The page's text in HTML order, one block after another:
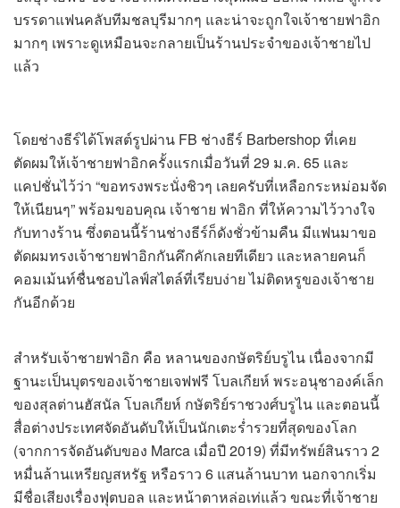
บรรดาแฟนคลับทีมชลบุรีมากๆ และน่าจะถูกใจเจ้าชายฟาอิก
มากๆ เพราะดูเหมือนจะกลายเป็นร้านประจำของเจ้าชายไป
แล้ว
โดยช่างธีร์ได้โพสต์รูปผ่าน FB ช่างธีร์ Barbershop ที่เคย
ตัดผมให้เจ้าชายฟาอิกครั้งแรกเมื่อวันที่ 29 ม.ค. 65 และ
แคปชั่นไว้ว่า “ขอทรงพระนั่งชิวๆ เลยครับที่เหลือกระหม่อมจัด
ให้เนียนๆ” พร้อมขอบคุณ เจ้าชาย ฟาอิก ที่ให้ความไว้วางใจ
กับทางร้าน ซึ่งตอนนี้ร้านช่างธีร์ก็ดังชั่วข้ามคืน มีแฟนมาขอ
ตัดผมทรงเจ้าชายฟาอิกกันคึกคักเลยทีเดียว และหลายคนก็
คอมเม้นท์ชื่นชอบไลฟ์สไตล์ที่เรียบง่าย ไม่ติดหรูของเจ้าชาย
กันอีกด้วย
สำหรับเจ้าชายฟาอิก คือ หลานของกษัตริย์บรูไน เนื่องจากมี
ฐานะเป็นบุตรของเจ้าชายเจฟฟรี โบลเกียห์ พระอนุชาองค์เล็ก
ของสุลต่านฮัสนัล โบลเกียห์ กษัตริย์ราชวงศ์บรูไน และตอนนี้
สื่อต่างประเทศจัดอันดับให้เป็นนักเตะร่ำรวยที่สุดของโลก
(จากการจัดอันดับของ Marca เมื่อปี 2019) ที่มีทรัพย์สินราว 2
หมื่นล้านเหรียญสหรัฐ หรือราว 6 แสนล้านบาท นอกจากเริ่ม
มีชื่อเสียงเรื่องฟุตบอล และหน้าตาหล่อเท่แล้ว ขณะที่เจ้าชาย